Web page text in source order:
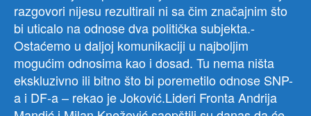
razgovori nijesu rezultirali ni sa čim značajnim što
bi uticalo na odnose dva politička subjekta.-
Ostaćemo u daljoj komunikaciji u najboljim
mogućim odnosima kao i dosad. Tu nema ništa
ekskluzivno ili bitno što bi poremetilo odnose SNP-
a i DF-a – rekao je Joković.Lideri Fronta Andrija